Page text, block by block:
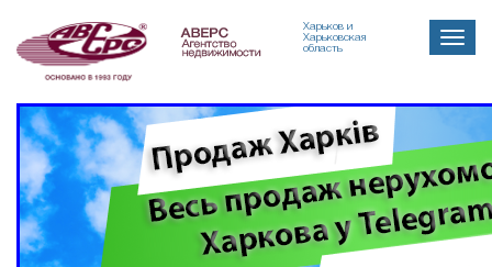
Харьков и
Харьковская
область
Toggle